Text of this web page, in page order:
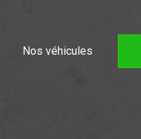
Nos véhicules